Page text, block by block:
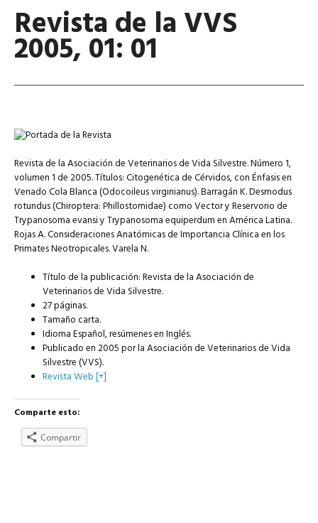
Revista de la VVS
2005, 01: 01
Revista de la Asociación de Veterinarios de Vida Silvestre. Número 1,
volumen 1 de 2005. Títulos: Citogenética de Cérvidos, con Énfasis en
Venado Cola Blanca (Odocoileus virginianus). Barragán K. Desmodus
rotundus (Chiroptera: Phillostomidae) como Vector y Reservorio de
Trypanosoma evansi y Trypanosoma equiperdum en América Latina.
Rojas A. Consideraciones Anatómicas de Importancia Clínica en los
Primates Neotropicales. Varela N.
Título de la publicación: Revista de la Asociación de
Veterinarios de Vida Silvestre.
27 páginas.
Tamaño carta.
Idioma Español, resúmenes en Inglés.
Publicado en 2005 por la Asociación de Veterinarios de Vida
Silvestre (VVS).
Revista Web [+]
Comparte esto:
Compartir